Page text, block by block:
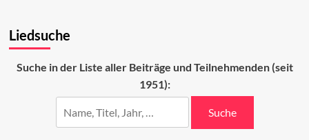
Programm
Abends
Liedsuche
Suche in der Liste aller Beiträge und Teilnehmenden (seit
1951):
Suche